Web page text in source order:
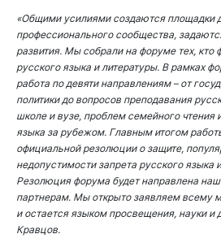
«Общими усилиями создаются площадки
профессионального сообщества,
развития. Мы собрали на форуме тех, кто
русского языка и литературы. В рамках
работа по девяти направлениям – от
политики до вопросов преподавания
школе и вузе, проблем семейного чтения
языка за рубежом. Главным итогом
официальной резолюции о защите,
недопустимости запрета русского языка
Резолюция форума будет направлена
партнерам. Мы открыто заявляем всему
и остается языком просвещения, науки и
Кравцов.